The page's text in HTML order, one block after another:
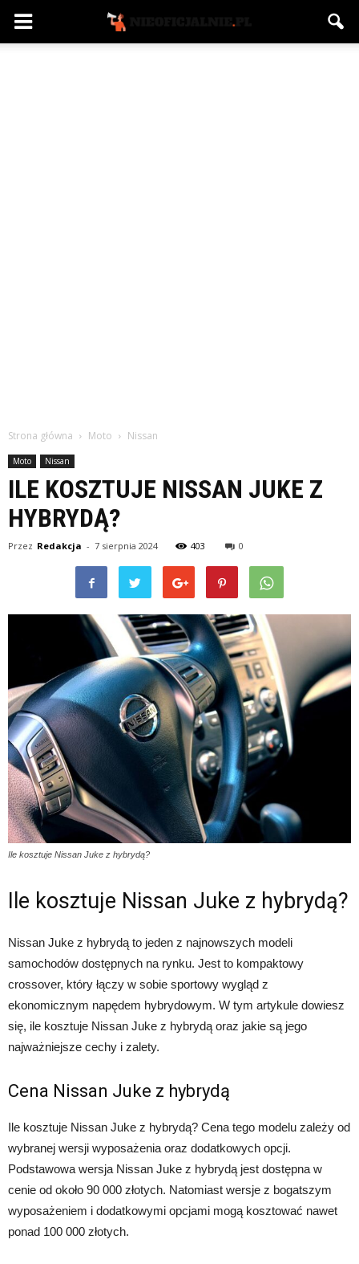
Strona główna Moto Nissan
Moto Nissan
ILE KOSZTUJE NISSAN JUKE Z
HYBRYDĄ?
Przez Redakcja - 7 sierpnia 2024 403 0
Ile kosztuje Nissan Juke z hybrydą?
Ile kosztuje Nissan Juke z hybrydą?
Nissan Juke z hybrydą to jeden z najnowszych modeli
samochodów dostępnych na rynku. Jest to kompaktowy
crossover, który łączy w sobie sportowy wygląd z
ekonomicznym napędem hybrydowym. W tym artykule dowiesz
się, ile kosztuje Nissan Juke z hybrydą oraz jakie są jego
najważniejsze cechy i zalety.
Cena Nissan Juke z hybrydą
Ile kosztuje Nissan Juke z hybrydą? Cena tego modelu zależy od
wybranej wersji wyposażenia oraz dodatkowych opcji.
Podstawowa wersja Nissan Juke z hybrydą jest dostępna w
cenie od około 90 000 złotych. Natomiast wersje z bogatszym
wyposażeniem i dodatkowymi opcjami mogą kosztować nawet
ponad 100 000 złotych.